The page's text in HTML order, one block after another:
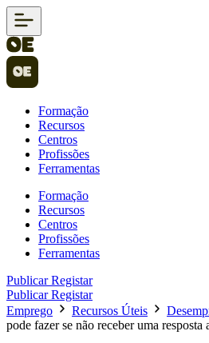
Formação
Recursos
Centros
Profissões
Ferramentas
Formação
Recursos
Centros
Profissões
Ferramentas
PublicarRegistar
PublicarRegistar
Emprego
Recursos Úteis
pode fazer se não receber uma resposta